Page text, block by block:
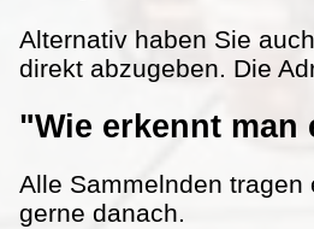
Alternativ haben Sie
direkt abzugeben. Die
"Wie erkennt man
Alle Sammelnden
gerne danach.